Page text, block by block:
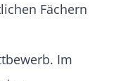
Fächern
Im